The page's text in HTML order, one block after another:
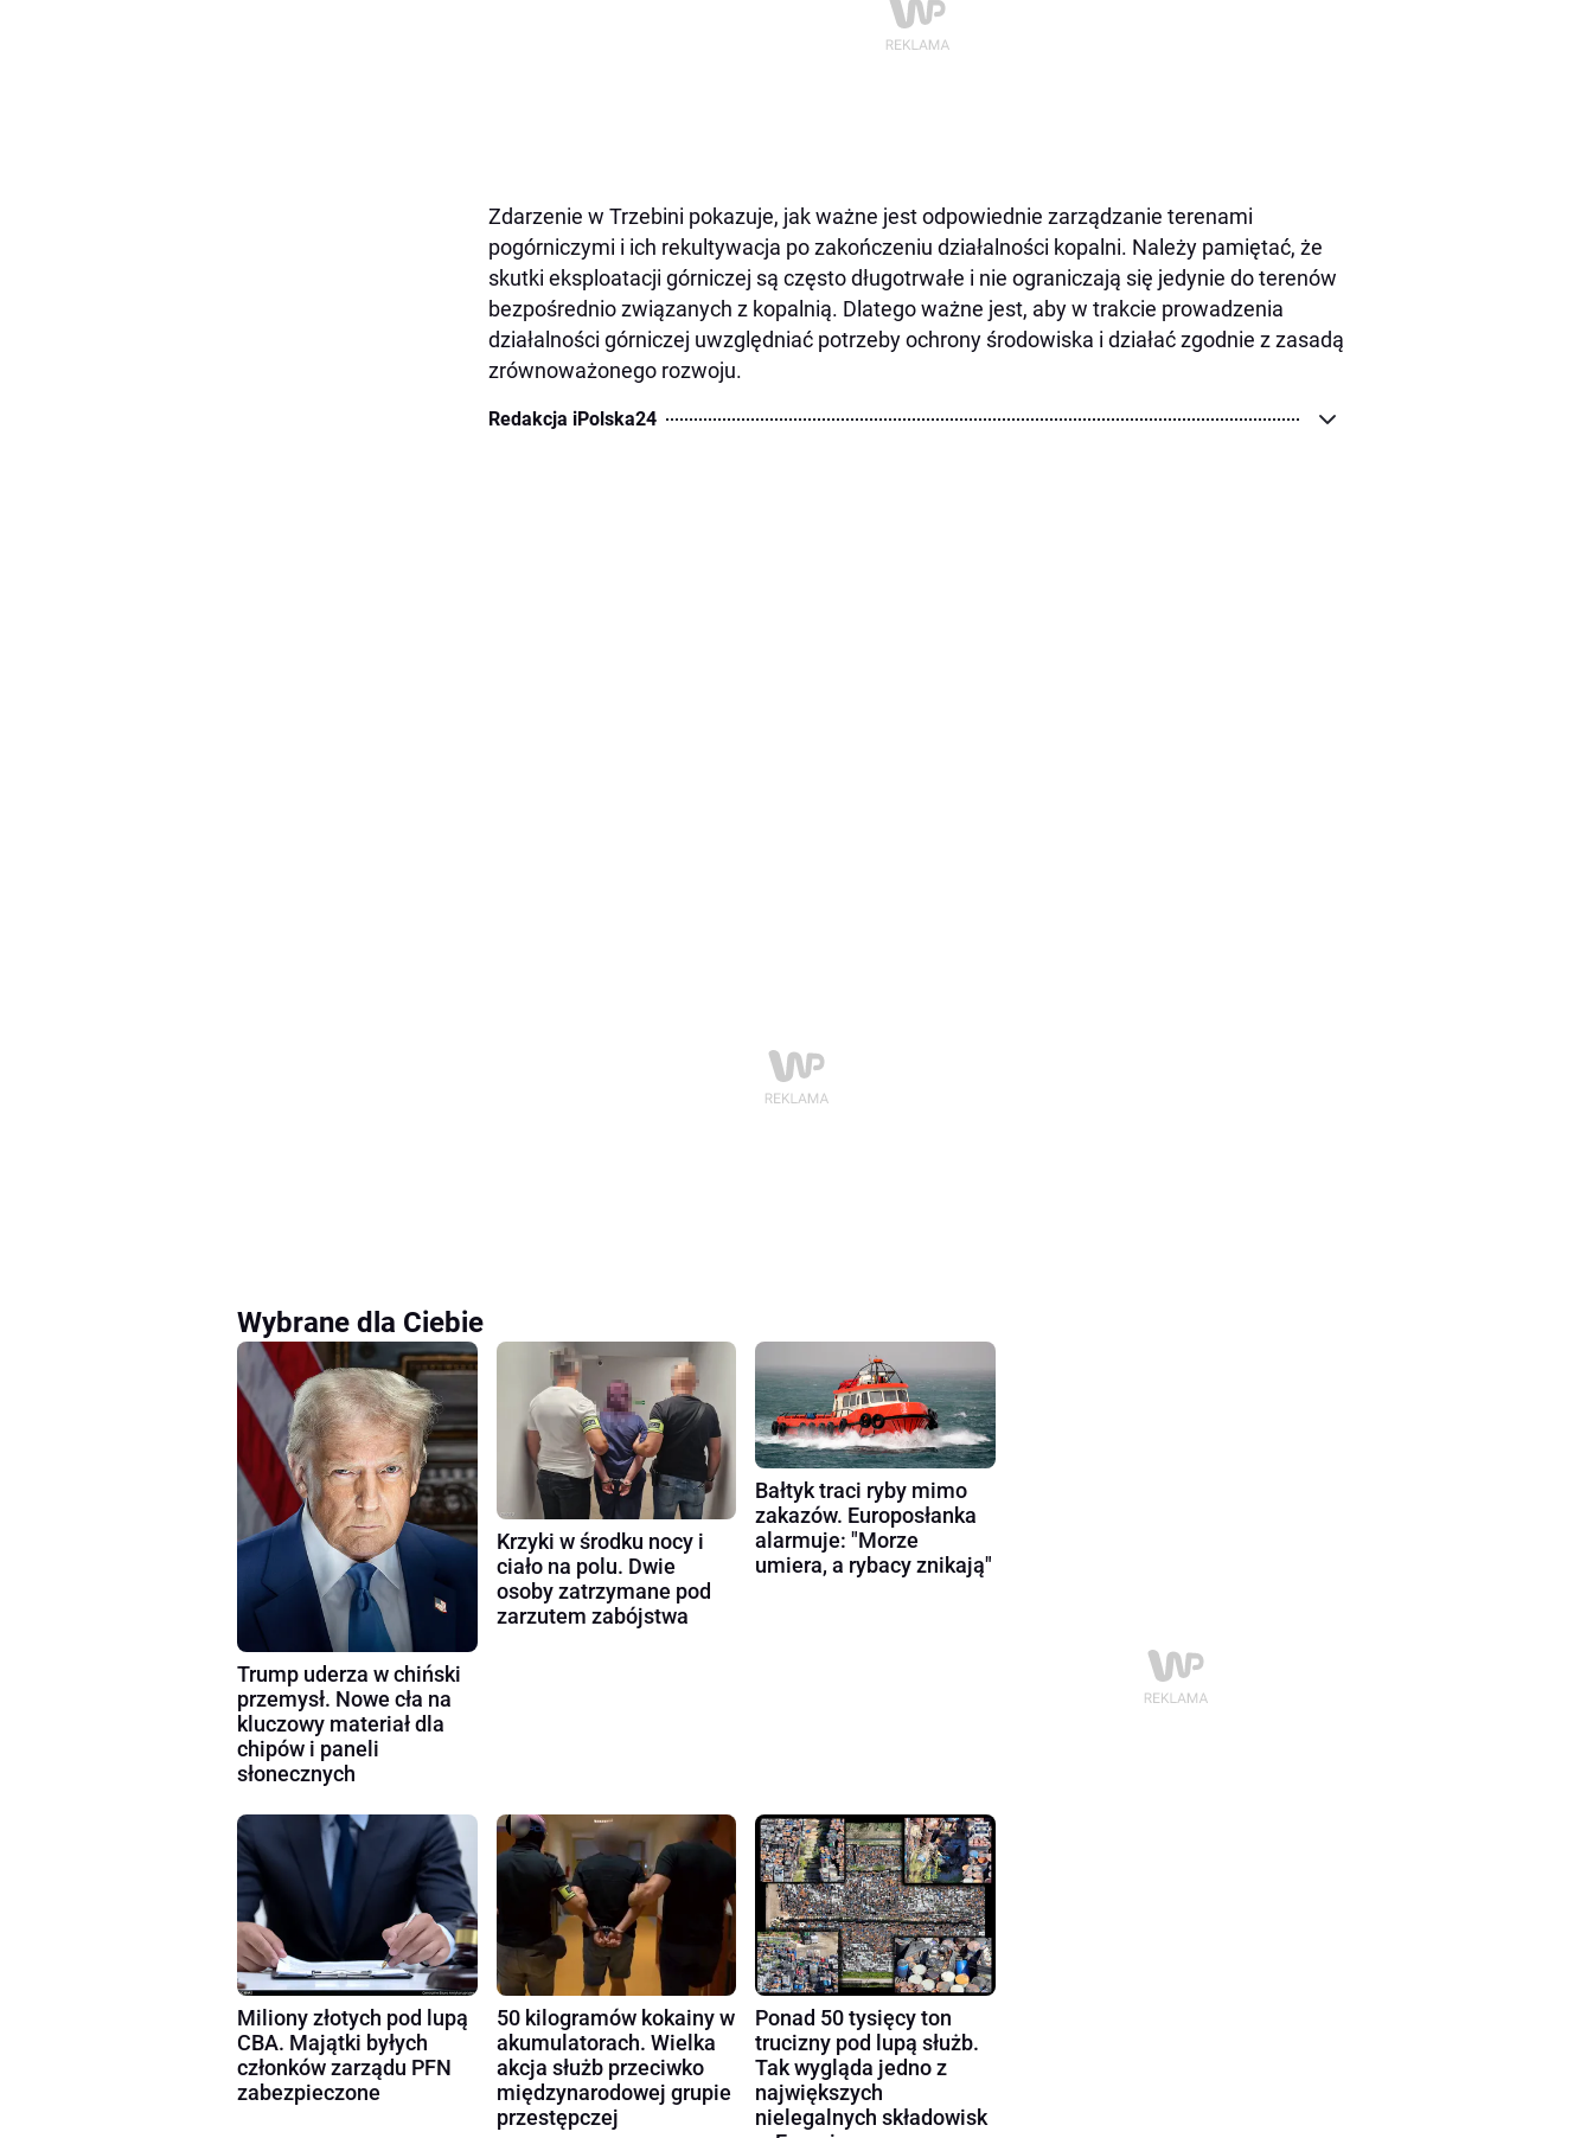
Zdarzenie w Trzebini pokazuje, jak ważne jest odpowiednie zarządzanie terenami
pogórniczymi i ich rekultywacja po zakończeniu działalności kopalni. Należy pamiętać, że
skutki eksploatacji górniczej są często długotrwałe i nie ograniczają się jedynie do terenów
bezpośrednio związanych z kopalnią. Dlatego ważne jest, aby w trakcie prowadzenia
działalności górniczej uwzględniać potrzeby ochrony środowiska i działać zgodnie z zasadą
zrównoważonego rozwoju.
Redakcja iPolska24
Wybrane dla Ciebie
Trump uderza w chiński
przemysł. Nowe cła na
kluczowy materiał dla
chipów i paneli
słonecznych
Krzyki w środku nocy i
ciało na polu. Dwie
osoby zatrzymane pod
zarzutem zabójstwa
Bałtyk traci ryby mimo
zakazów. Europosłanka
alarmuje: "Morze
umiera, a rybacy znikają"
Miliony złotych pod lupą
CBA. Majątki byłych
członków zarządu PFN
zabezpieczone
50 kilogramów kokainy w
akumulatorach. Wielka
akcja służb przeciwko
międzynarodowej grupie
przestępczej
Ponad 50 tysięcy ton
trucizny pod lupą służb.
Tak wygląda jedno z
największych
nielegalnych składowisk